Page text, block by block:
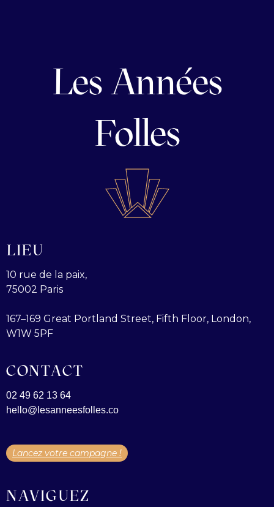
Les Années
Folles
LIEU
10 rue de la paix,
75002 Paris
167–169 Great Portland Street, Fifth Floor, London,
W1W 5PF
CONTACT
02 49 62 13 64
hello@lesanneesfolles.co
Lancez votre campagne !
NAVIGUEZ